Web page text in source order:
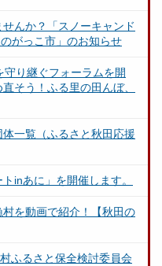
んか？「スノーキャンド
がっこ市」のお知らせ
り継ぐフォーラムを開
そう！ふる里の田んぼ、
一覧（ふるさと秋田応援
inあに」を開催します。
を動画で紹介！【秋田の
ふるさと保全検討委員会